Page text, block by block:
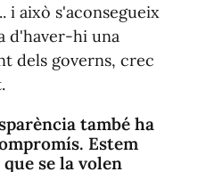
i això s'aconsegueix
d'haver-hi una
dels governs, crec
també ha
Estem
se la volen